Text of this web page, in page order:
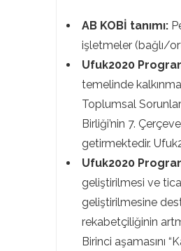
AB KOBİ tanımı:
işletmeler (bağlı/
Ufuk2020
temelinde
Toplumsal
Birliği’nin 7.
getirmektedir.
Ufuk2020
geliştirilmesi ve
geliştirilmesine
rekabetçiliğinin
Birinci aşamasını